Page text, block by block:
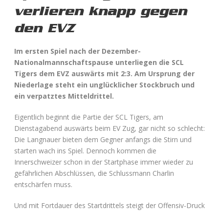
verlieren knapp gegen
den EVZ
Im ersten Spiel nach der Dezember-
Nationalmannschaftspause unterliegen die SCL
Tigers dem EVZ auswärts mit 2:3. Am Ursprung der
Niederlage steht ein unglücklicher Stockbruch und
ein verpatztes Mitteldrittel.
Eigentlich beginnt die Partie der SCL Tigers, am
Dienstagabend auswärts beim EV Zug, gar nicht so schlecht:
Die Langnauer bieten dem Gegner anfangs die Stirn und
starten wach ins Spiel. Dennoch kommen die
Innerschweizer schon in der Startphase immer wieder zu
gefährlichen Abschlüssen, die Schlussmann Charlin
entschärfen muss.
Und mit Fortdauer des Startdrittels steigt der Offensiv-Druck